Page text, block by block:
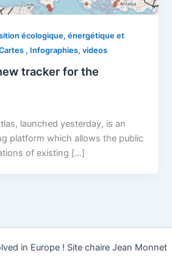
écologique, énergétique et
, Infographies, videos
tracker for the
launched yesterday, is an
platform which allows the public
of existing […]
in Europe ! Site chaire Jean Monnet